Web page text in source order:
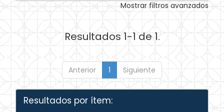
Mostrar filtros avanzados
Resultados 1-1 de 1.
Anterior 1 Siguiente
Resultados por ítem: